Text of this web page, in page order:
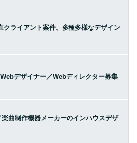
クライアント案件。多種多様なデザイン
Webデザイナー／Webディレクター募集
楽曲制作機器メーカーのインハウスデザ